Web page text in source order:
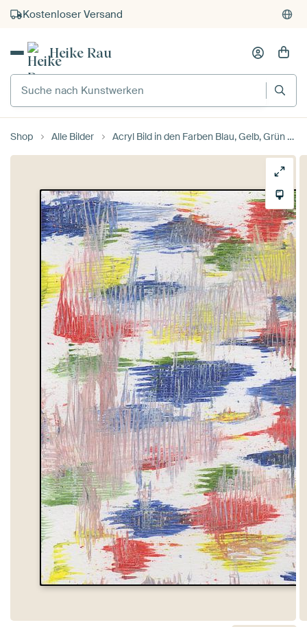
Kostenloser Versand
Kauf auf Rechnung
Individueller Druck auf Bestellung
Heike Rau
Suche nach Kunstwerken
Shop Alle Bilder Acryl Bild in den Farben Blau, Gelb, Grün und Weiß